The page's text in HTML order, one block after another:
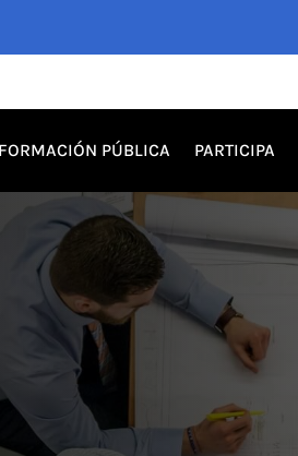
PÚBLICA PARTICIPA